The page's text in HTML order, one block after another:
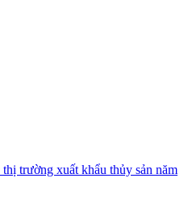
trường xuất khẩu thủy sản năm